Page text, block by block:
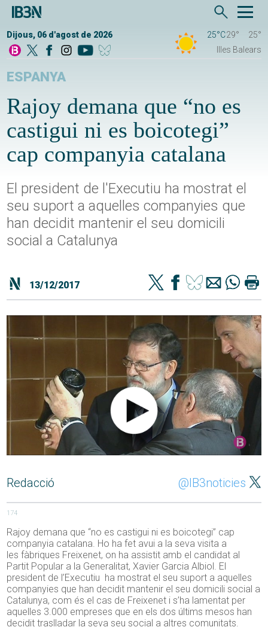
Dijous, 06 d'agost de 2026 25°C29°
25°
Illes Balears
ESPANYA
Rajoy demana que “no es
castigui ni es boicotegi”
cap companyia catalana
El president de l'Executiu ha mostrat el
seu suport a aquelles companyies que
han decidit mantenir el seu domicili
social a Catalunya
13/12/2017
Redacció @IB3noticies
174
Rajoy demana que “no es castigui ni es boicotegi” cap
companyia catalana. Ho ha fet avui a la seva visita a
les fàbriques Freixenet, on ha assistit amb el candidat al
Partit Popular a la Generalitat, Xavier Garcia Albiol. El
president de l’Executiu ha mostrat el seu suport a aquelles
companyies que han decidit mantenir el seu domicili social a
Catalunya, com és el cas de Freixenet i s’ha lamentat per
aquelles 3.000 empreses que en els dos últims mesos han
decidit traslladar la seva seu social a altres comunitats.